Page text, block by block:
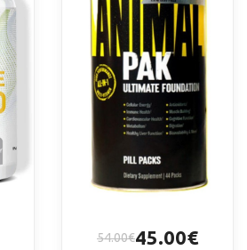
54.00€45.00€